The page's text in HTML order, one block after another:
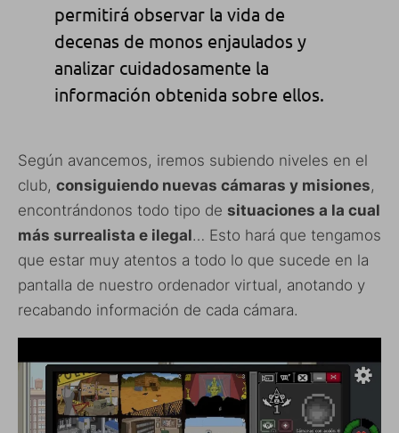
permitirá observar la vida de
decenas de monos enjaulados y
analizar cuidadosamente la
información obtenida sobre ellos.
Según avancemos, iremos subiendo niveles en el
club, consiguiendo nuevas cámaras y misiones,
encontrándonos todo tipo de situaciones a la cual
más surrealista e ilegal… Esto hará que tengamos
que estar muy atentos a todo lo que sucede en la
pantalla de nuestro ordenador virtual, anotando y
recabando información de cada cámara.